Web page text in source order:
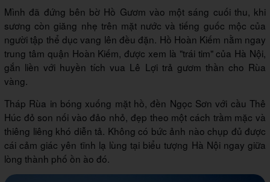
Mình đã đứng bên bờ Hồ Gươm vào một sáng cuối thu, khi
sương còn giăng nhẹ trên mặt nước và tiếng guốc mộc của
người tập thể dục vang lên đều đặn. Hồ Hoàn Kiếm nằm ngay
trung tâm quận Hoàn Kiếm, được xem là "trái tim" của Hà Nội,
gắn liền với huyền tích vua Lê Lợi trả gươm thần cho Rùa
vàng.
Tháp Rùa in bóng xuống mặt hồ, đền Ngọc Sơn với cầu Thê
Húc đỏ son nối vào đảo nhỏ, đẹp theo một cách trầm mặc và
thiêng liêng khó diễn tả. Không có bức ảnh nào chụp đủ được
cái cảm giác yên tĩnh lạ lùng tại biểu tượng Hà Nội ngay giữa
lòng thành phố ồn ào đó.